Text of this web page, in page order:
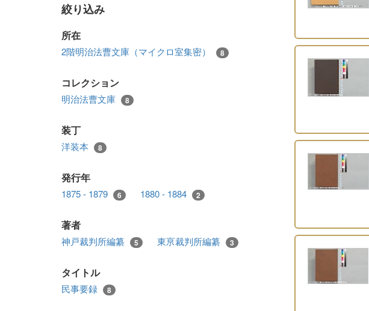
絞り込み
所在
2階明治法曹文庫（マイクロ室集密） 8
コレクション
明治法曹文庫 8
装丁
洋装本 8
発行年
1875 - 1879 6 1880 - 1884 2
著者
神戸裁判所編纂 5 東亰裁判所編纂 3
タイトル
民事要録 8